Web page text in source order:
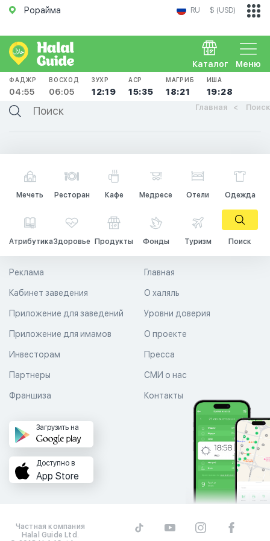
Рорайма RU $ (USD)
Меню
Каталог
ФАДЖР
04:55
ВОСХОД
06:05
ЗУХР
12:19
АСР
15:35
МАГРИБ
18:21
ИША
19:28
Главная Поиск
Мечеть Ресторан Кафе Медресе Отели Одежда
АтрибутикаЗдоровье Продукты Фонды Туризм Поиск
Главная
О халяль
Уровни доверия
Реклама
Кабинет заведения
Приложение для заведений
Приложение для имамов О проекте
Пресса
СМИ о нас
Контакты
Инвесторам
Партнеры
Франшиза
Загрузить на
Доступно в
App Store
Частная компания
Halal Guide Ltd.